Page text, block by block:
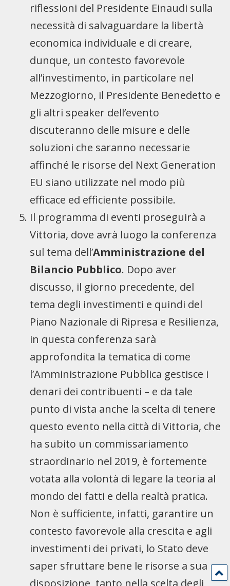
riflessioni del Presidente Einaudi sulla
necessità di salvaguardare la libertà
economica individuale e di creare,
dunque, un contesto favorevole
all’investimento, in particolare nel
Mezzogiorno, il Presidente Benedetto e
gli altri speaker dell’evento
discuteranno delle misure e delle
soluzioni che saranno necessarie
affinché le risorse del Next Generation
EU siano utilizzate nel modo più
efficace ed efficiente possibile.
Il programma di eventi proseguirà a
Vittoria, dove avrà luogo la conferenza
sul tema dell’Amministrazione del
Bilancio Pubblico. Dopo aver
discusso, il giorno precedente, del
tema degli investimenti e quindi del
Piano Nazionale di Ripresa e Resilienza,
in questa conferenza sarà
approfondita la tematica di come
l’Amministrazione Pubblica gestisce i
denari dei contribuenti – e da tale
punto di vista anche la scelta di tenere
questo evento nella città di Vittoria, che
ha subito un commissariamento
straordinario nel 2019, è fortemente
votata alla volontà di legare la teoria al
mondo dei fatti e della realtà pratica.
Non è sufficiente, infatti, garantire un
contesto favorevole alla crescita e agli
investimenti dei privati, lo Stato deve
saper sfruttare bene le risorse a sua
disposizione, tanto nella scelta degli